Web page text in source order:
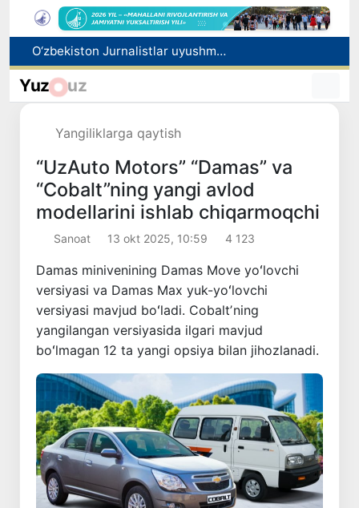
Kredit va moliyaviy xizmatlar reklamasiga ogohlantirish talabi kiritiladi
FOTON va MKBANK strategik hamkorlik va bo‘lib to‘lash shartlari!
Yuz uz
Yangiliklarga qaytish
“UzAuto Motors” “Damas” va
“Cobalt”ning yangi avlod
modellarini ishlab chiqarmoqchi
Sanoat 13 okt 2025, 10:59 4 123
Damas minivenining Damas Move yoʻlovchi
versiyasi va Damas Max yuk-yoʻlovchi
versiyasi mavjud boʻladi. Cobaltʼning
yangilangan versiyasida ilgari mavjud
boʻlmagan 12 ta yangi opsiya bilan jihozlanadi.